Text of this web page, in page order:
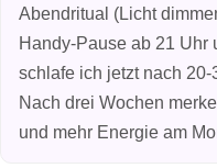
Abendritual (Licht
Handy‑Pause ab 21
schlafe ich jetzt nach 20-
Nach drei Wochen
und mehr Energie am